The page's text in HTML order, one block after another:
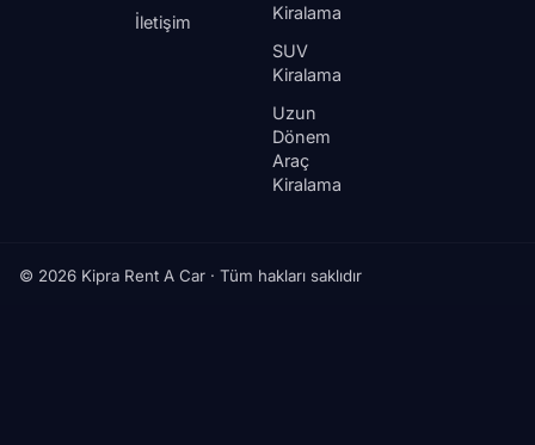
İletişim
Kiralama
SUV
Kiralama
Uzun
Dönem
Araç
Kiralama
© 2026 Kipra Rent A Car · Tüm hakları saklıdır